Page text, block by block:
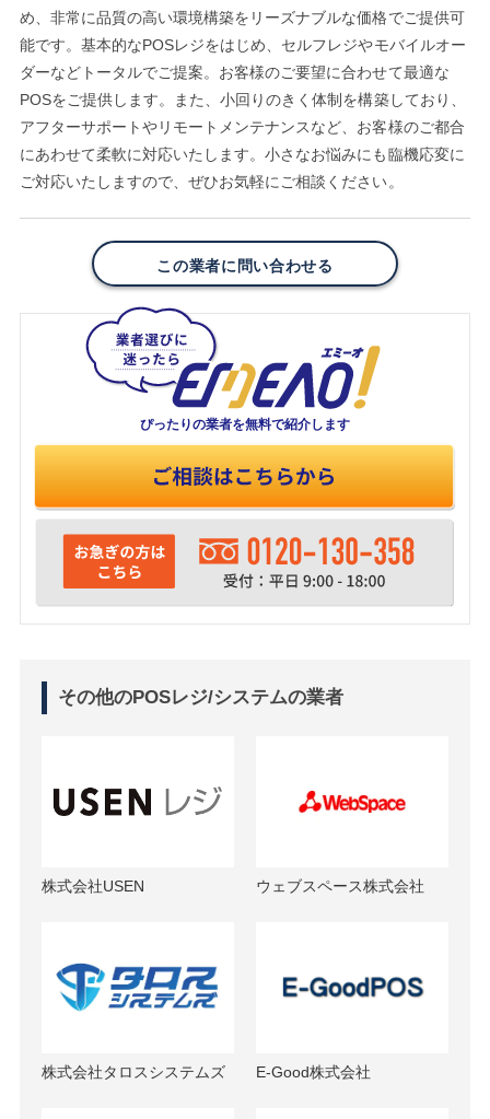
め、非常に品質の高い環境構築をリーズナブルな価格でご提供可
能です。基本的なPOSレジをはじめ、セルフレジやモバイルオー
ダーなどトータルでご提案。お客様のご要望に合わせて最適な
POSをご提供します。また、小回りのきく体制を構築しており、
アフターサポートやリモートメンテナンスなど、お客様のご都合
にあわせて柔軟に対応いたします。小さなお悩みにも臨機応変に
ご対応いたしますので、ぜひお気軽にご相談ください。
この業者に問い合わせる
ぴったりの業者を無料で紹介します
その他のPOSレジ/システムの業者
株式会社USEN ウェブスペース株式会社
株式会社タロスシステムズ E-Good株式会社